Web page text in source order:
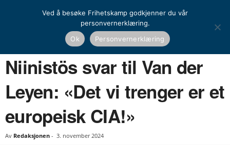
Niinistös svar til Van der Leyen: «Det vi trenger er et europeisk...
Niinistös svar til Van der
Leyen: «Det vi trenger er et
europeisk CIA!»
Av Redaksjonen - 3. november 2024
Ved å besøke Frihetskamp godkjenner du vår
personvernerklæring.
Ok
Personvernerklæring